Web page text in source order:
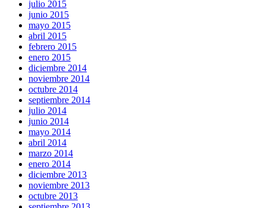
julio 2015
junio 2015
mayo 2015
abril 2015
febrero 2015
enero 2015
diciembre 2014
noviembre 2014
octubre 2014
septiembre 2014
julio 2014
junio 2014
mayo 2014
abril 2014
marzo 2014
enero 2014
diciembre 2013
noviembre 2013
octubre 2013